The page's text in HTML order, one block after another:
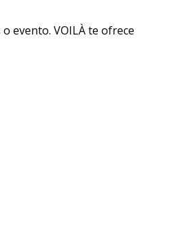
evento. VOILÀ te ofrece